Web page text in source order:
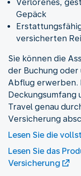
Verlorenes,
Gepäck
versicherten
Sie können die
der Buchung oder
Abflug erwerben.
Deckungsumfang
Travel genau
Versicherung
Lesen Sie die
Lesen Sie das
Versicherung